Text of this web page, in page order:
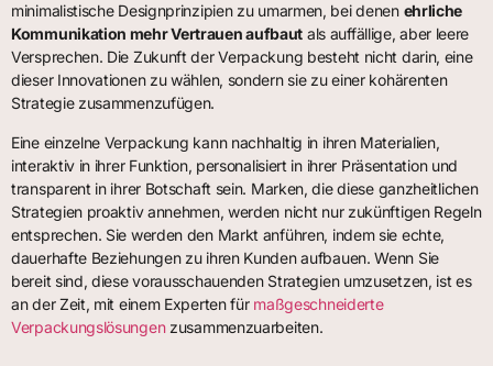
minimalistische Designprinzipien zu umarmen, bei denen ehrliche
Kommunikation mehr Vertrauen aufbaut als auffällige, aber leere
Versprechen. Die Zukunft der Verpackung besteht nicht darin, eine
dieser Innovationen zu wählen, sondern sie zu einer kohärenten
Strategie zusammenzufügen.
Eine einzelne Verpackung kann nachhaltig in ihren Materialien,
interaktiv in ihrer Funktion, personalisiert in ihrer Präsentation und
transparent in ihrer Botschaft sein. Marken, die diese ganzheitlichen
Strategien proaktiv annehmen, werden nicht nur zukünftigen Regeln
entsprechen. Sie werden den Markt anführen, indem sie echte,
dauerhafte Beziehungen zu ihren Kunden aufbauen. Wenn Sie
bereit sind, diese vorausschauenden Strategien umzusetzen, ist es
an der Zeit, mit einem Experten für maßgeschneiderte
Verpackungslösungenzusammenzuarbeiten.